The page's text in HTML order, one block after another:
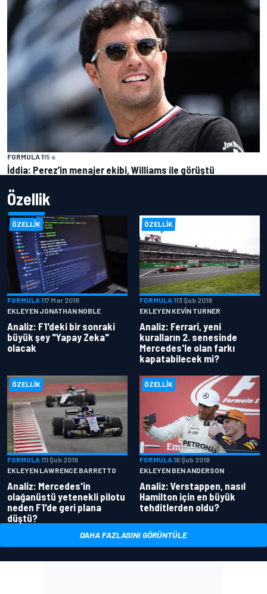
FORMULA 115 s
İddia: Perez’in menajer ekibi, Williams ile görüştü
Özellik
ÖZELLIK
FORMULA 117 Mar 2018
EKLEYEN JONATHAN NOBLE
Analiz: F1'deki bir sonraki
büyük şey "Yapay Zeka"
olacak
ÖZELLIK
FORMULA 113 Şub 2018
EKLEYEN KEVIN TURNER
Analiz: Ferrari, yeni
kuralların 2. senesinde
Mercedes'le olan farkı
kapatabilecek mi?
ÖZELLIK
FORMULA 111 Şub 2018
EKLEYEN LAWRENCE BARRETTO
Analiz: Mercedes'in
olağanüstü yetenekli pilotu
neden F1'de geri plana
düştü?
ÖZELLIK
FORMULA 16 Şub 2018
EKLEYEN BEN ANDERSON
Analiz: Verstappen, nasıl
Hamilton için en büyük
tehditlerden oldu?
DAHA FAZLASINI GÖRÜNTÜLE